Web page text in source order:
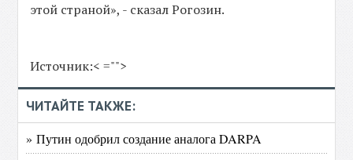
этой страной», - сказал Рогозин.
Источник:< ="">
ЧИТАЙТЕ ТАКЖЕ:
» Путин одобрил создание аналога DARPA